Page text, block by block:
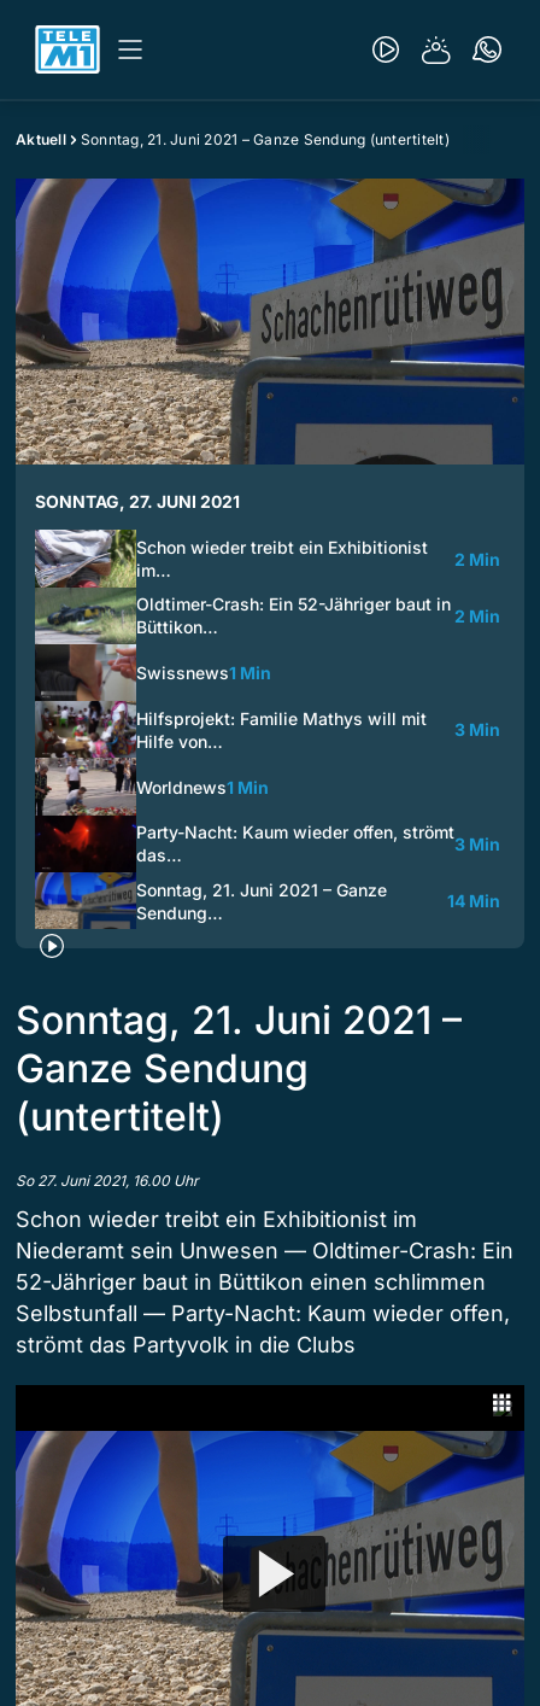
Aktuell Sonntag, 21. Juni 2021 – Ganze Sendung (untertitelt)
SONNTAG, 27. JUNI 2021
Schon wieder treibt ein Exhibitionist
im…
2 Min
Oldtimer-Crash: Ein 52-Jähriger baut in
Büttikon…
2 Min
Swissnews1 Min
Hilfsprojekt: Familie Mathys will mit
Hilfe von…
3 Min
Worldnews1 Min
Party-Nacht: Kaum wieder offen, strömt
das…
3 Min
Sonntag, 21. Juni 2021 – Ganze
Sendung…
14 Min
Sonntag, 21. Juni 2021 –
Ganze Sendung
(untertitelt)
So 27. Juni 2021, 16.00 Uhr
Schon wieder treibt ein Exhibitionist im
Niederamt sein Unwesen — Oldtimer-Crash: Ein
52-Jähriger baut in Büttikon einen schlimmen
Selbstunfall — Party-Nacht: Kaum wieder offen,
strömt das Partyvolk in die Clubs